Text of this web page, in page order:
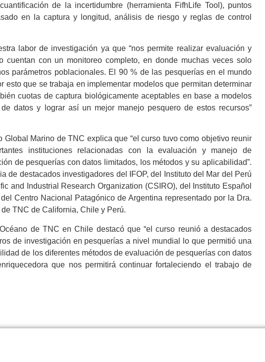
de la incertidumbre (herramienta FifhLife Tool), puntos
en la captura y longitud, análisis de riesgo y reglas de control
labor de investigación ya que “nos permite realizar evaluación y
cuentan con un monitoreo completo, en donde muchas veces solo
parámetros poblacionales. El 90 % de las pesquerías en el mundo
esto que se trabaja en implementar modelos que permitan determinar
cuotas de captura biológicamente aceptables en base a modelos
datos y lograr así un mejor manejo pesquero de estos recursos”
Marino de TNC explica que “el curso tuvo como objetivo reunir
instituciones relacionadas con la evaluación y manejo de
de pesquerías con datos limitados, los métodos y su aplicabilidad”.
de destacados investigadores del IFOP, del Instituto del Mar del Perú
and Industrial Research Organization (CSIRO), del Instituto Español
Centro Nacional Patagónico de Argentina representado por la Dra.
TNC de California, Chile y Perú.
de TNC en Chile destacó que “el curso reunió a destacados
de investigación en pesquerías a nivel mundial lo que permitió una
de los diferentes métodos de evaluación de pesquerías con datos
que nos permitirá continuar fortaleciendo el trabajo de